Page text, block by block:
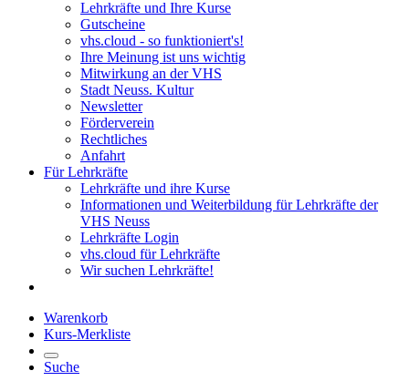
Lehrkräfte und Ihre Kurse
Gutscheine
vhs.cloud - so funktioniert's!
Ihre Meinung ist uns wichtig
Mitwirkung an der VHS
Stadt Neuss. Kultur
Newsletter
Förderverein
Rechtliches
Anfahrt
Für Lehrkräfte
Lehrkräfte und ihre Kurse
Informationen und Weiterbildung für Lehrkräfte der
VHS Neuss
Lehrkräfte Login
vhs.cloud für Lehrkräfte
Wir suchen Lehrkräfte!
Warenkorb
Kurs-Merkliste
Suche